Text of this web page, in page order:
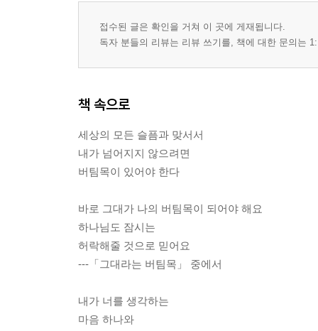
접수된 글은 확인을 거쳐 이 곳에 게재됩니다.
독자 분들의 리뷰는 리뷰 쓰기를, 책에 대한 문의는
책 속으로
세상의 모든 슬픔과 맞서서
내가 넘어지지 않으려면
버팀목이 있어야 한다
바로 그대가 나의 버팀목이 되어야 해요
하나님도 잠시는
허락해줄 것으로 믿어요
---「그대라는 버팀목」 중에서
내가 너를 생각하는
마음 하나와